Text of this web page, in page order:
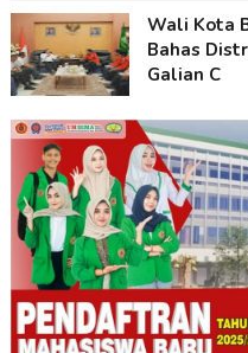
Wali Kota
Bahas
Galian C